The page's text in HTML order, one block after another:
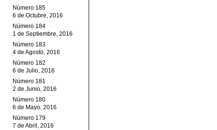
Número 185
6 de Octubre, 2016
Número 184
1 de Septiembre, 2016
Número 183
4 de Agosto, 2016
Número 182
6 de Julio, 2016
Número 181
2 de Junio, 2016
Número 180
6 de Mayo, 2016
Número 179
7 de Abril, 2016